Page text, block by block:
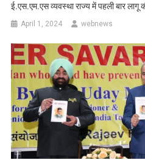
ई.एस.एम.एस व्यवस्था राज्य में पहली बार लागू
April 1, 2024 webnews